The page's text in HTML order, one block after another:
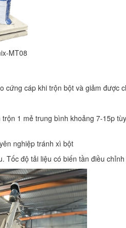
MT08
cứng cáp khi trộn bột và giảm được
1 mẻ trung bình khoảng 7-15p
nghiệp tránh xì bột
Tốc độ tải liệu có biến tần điều chỉnh